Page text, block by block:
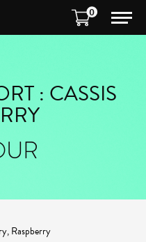
0
: CASSIS
Raspberry